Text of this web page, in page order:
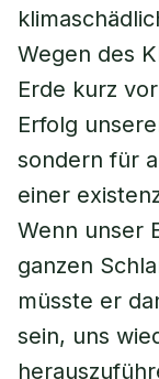
Wegen des
Erde kurz
Erfolg
sondern für
einer
Wenn unser
ganzen
müsste er
sein, uns